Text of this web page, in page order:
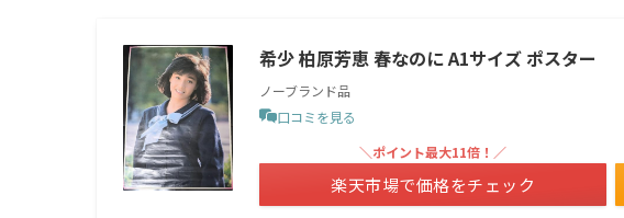
希少 柏原芳恵 春なのに A1サイズ ポスター
ノーブランド品
口コミを見る
＼ポイント最大11倍！／
楽天市場で価格をチェック